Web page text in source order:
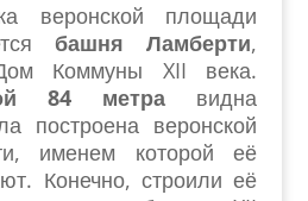
веронской площади
башня Ламберти,
Коммуны XII века.
84 метра видна
построена веронской
именем которой её
Конечно, строили её